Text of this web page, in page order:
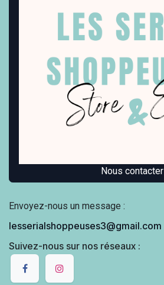
Nous contacter
Envoyez-nous un message :
lesserialshoppeuses3@gmail.com
Suivez-nous sur nos réseaux :